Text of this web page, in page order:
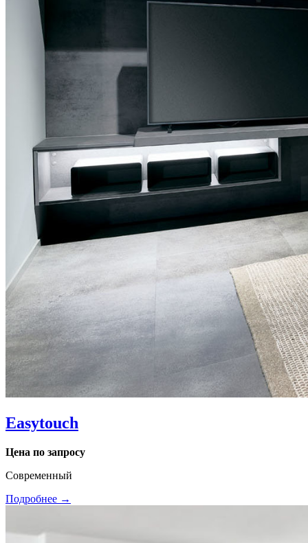
Easytouch
Цена по запросу
Современный
Подробнее →